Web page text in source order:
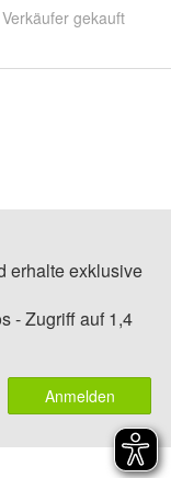
gekauft
erhalte exklusive
- Zugriff auf 1,4
Anmelden